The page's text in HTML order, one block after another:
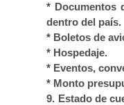
* Documentos
dentro del país.
* Boletos de
* Hospedaje.
* Eventos,
* Monto
9. ⁠Estado de